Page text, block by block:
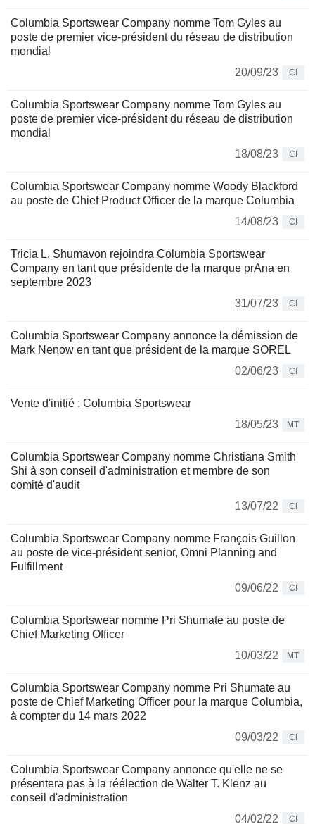
Columbia Sportswear Company nomme Tom Gyles au
poste de premier vice-président du réseau de distribution
mondial
20/09/23
CI
Columbia Sportswear Company nomme Tom Gyles au
poste de premier vice-président du réseau de distribution
mondial
18/08/23
CI
Columbia Sportswear Company nomme Woody Blackford
au poste de Chief Product Officer de la marque Columbia
14/08/23
CI
Tricia L. Shumavon rejoindra Columbia Sportswear
Company en tant que présidente de la marque prAna en
septembre 2023
31/07/23
CI
Columbia Sportswear Company annonce la démission de
Mark Nenow en tant que président de la marque SOREL
02/06/23
CI
Vente d'initié : Columbia Sportswear
18/05/23
MT
Columbia Sportswear Company nomme Christiana Smith
Shi à son conseil d'administration et membre de son
comité d'audit
13/07/22
CI
Columbia Sportswear Company nomme François Guillon
au poste de vice-président senior, Omni Planning and
Fulfillment
09/06/22
CI
Columbia Sportswear nomme Pri Shumate au poste de
Chief Marketing Officer
10/03/22
MT
Columbia Sportswear Company nomme Pri Shumate au
poste de Chief Marketing Officer pour la marque Columbia,
à compter du 14 mars 2022
09/03/22
CI
Columbia Sportswear Company annonce qu'elle ne se
présentera pas à la réélection de Walter T. Klenz au
conseil d'administration
04/02/22
CI